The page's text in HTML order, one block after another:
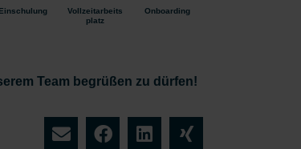
Einschulung
Vollzeitarbeits
platz
Onboarding
Team begrüßen zu dürfen!